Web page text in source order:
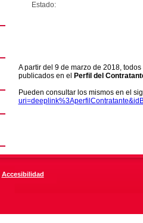
Estado:
A partir del 9 de marzo de 2018,
publicados en el
Perfil del
Pueden consultar los mismos en el
Accesibilidad